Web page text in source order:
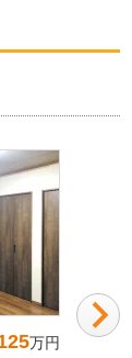
万円 戸建住宅